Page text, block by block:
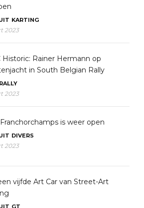
KARTING
2023
Historic: Rainer Hermann op
in South Belgian Rally
RALLY
2023
is weer open
DIVERS
2023
vijfde Art Car van Street-Art
GT